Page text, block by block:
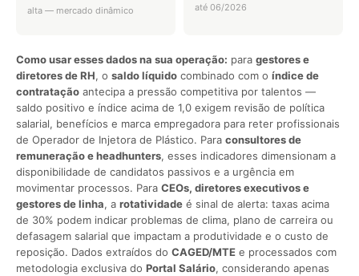
alta — mercado dinâmico até 06/2026
Como usar esses dados na sua operação: para gestores e
diretores de RH, o saldo líquido combinado com o índice de
contratação antecipa a pressão competitiva por talentos —
saldo positivo e índice acima de 1,0 exigem revisão de política
salarial, benefícios e marca empregadora para reter profissionais
de Operador de Injetora de Plástico. Para consultores de
remuneração e headhunters, esses indicadores dimensionam a
disponibilidade de candidatos passivos e a urgência em
movimentar processos. Para CEOs, diretores executivos e
gestores de linha, a rotatividade é sinal de alerta: taxas acima
de 30% podem indicar problemas de clima, plano de carreira ou
defasagem salarial que impactam a produtividade e o custo de
reposição. Dados extraídos do CAGED/MTE e processados com
metodologia exclusiva do Portal Salário, considerando apenas